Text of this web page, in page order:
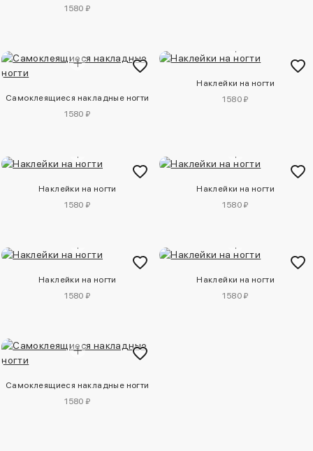
1580 ₽
Самоклеящиеся накладные ногти
1580 ₽
Наклейки на ногти
1580 ₽
Наклейки на ногти
1580 ₽
Наклейки на ногти
1580 ₽
Наклейки на ногти
1580 ₽
Наклейки на ногти
1580 ₽
Самоклеящиеся накладные ногти
1580 ₽